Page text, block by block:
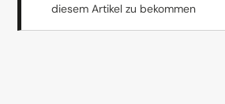
diesem Artikel zu bekommen